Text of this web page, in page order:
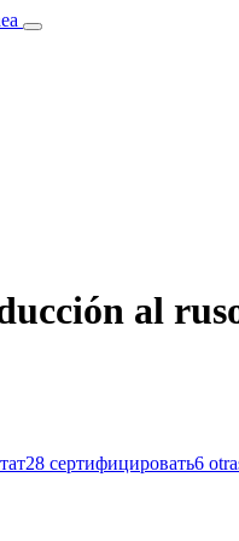
al
28 сертифицировать6